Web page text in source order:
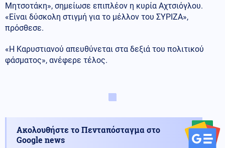
Μητσοτάκη», σημείωσε επιπλέον η κυρία Αχτσιόγλου.
«Είναι δύσκολη στιγμή για το μέλλον του ΣΥΡΙΖΑ»,
πρόσθεσε.
«Η Καρυστιανού απευθύνεται στα δεξιά του πολιτικού
φάσματος», ανέφερε τέλος.
Ακολουθήστε το Πενταπόσταγμα στο
Google news